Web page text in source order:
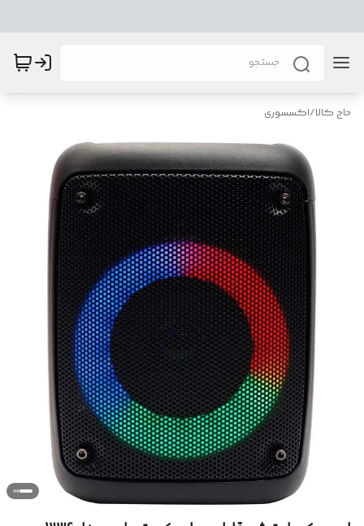
حاج کالا/اکسسوری